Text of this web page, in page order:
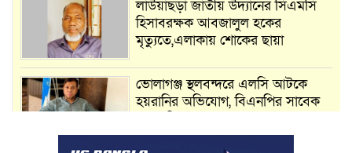
লাউয়াছড়া জাতীয় উদ্যানের সিএমসি
হিসাবরক্ষক আবজালুল হকের
মৃত্যুতে,এলাকায় শোকের ছায়া
ভোলাগঞ্জ স্থলবন্দরে এলসি আটকে
হয়রানির অভিযোগ, বিএনপির সাবেক